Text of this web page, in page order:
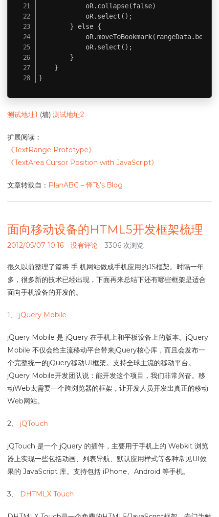
            oR.collapse(false)
            oR.select();
        } else {
            oR.select();
        }
    }
}
测试地址1 (墙) 测试地址2
扩展阅读：
《TextRange Prototype》
《TextArea Cursor Position with JavaScript》
文章转载自： PlanABC – 怿飞’s Blog
面向移动设备的HTML5开发框架梳理
2012/05/07 10:16 没有评论 3306 次浏览
很久以前整理了篇将 手 机网站做成手机应用的JS框架。时隔一年
多，很多新的技术已经出现，下面再来总结下还有哪些框架是适合
面向手机设备的开发的。
1、 jQuery Mobile
jQuery Mobile 是 jQuery 在手机上和平板设备上的版本。jQuery
Mobile 不仅会给主流移动平台带来jQuery核心库，而且会发布一
个完整统一的jQuery移动UI框架。支持全球主流的移动平台。
jQuery Mobile开发团队说：能开发这个项目，我们非常兴奋。移
动Web太需要一个跨浏览器的框架，让开发人员开发出真正的移动
Web网站。
2、 jQTouch
jQTouch 是一个 jQuery 的插件，主要用于手机上的 Webkit 浏览
器上实现一些包括动画、列表导航、默认应用样式等各种常见UI效
果的 JavaScript 库。支持包括 iPhone、Android 等手机。
3、 DHTMLX Touch